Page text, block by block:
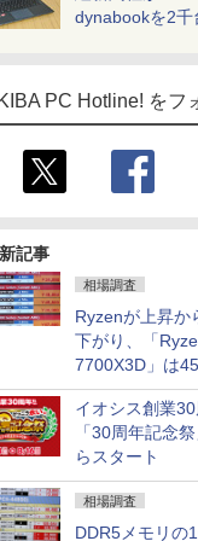
dynabookを2千
PC Hotline! をフ
記事
相場調査
Ryzenが上昇か
下がり、「
7700X3D」は
落し「Ryzen 7
との価格逆転解
CPU価格]
イオシス創業
「30周年記念
らスタート
相場調査
DDR5メモリの